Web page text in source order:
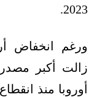
2023.
ورغم انخفاض
زالت أكبر مصدر
أوروبا منذ